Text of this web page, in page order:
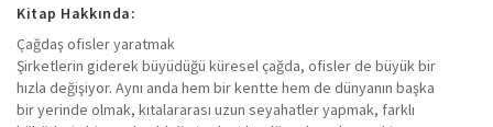
Kitap Hakkında:
Çağdaş ofisler yaratmak
Şirketlerin giderek büyüdüğü küresel çağda, ofisler de büyük bir
hızla değişiyor. Aynı anda hem bir kentte hem de dünyanın başka
bir yerinde olmak, kıtalararası uzun seyahatler yapmak, farklı